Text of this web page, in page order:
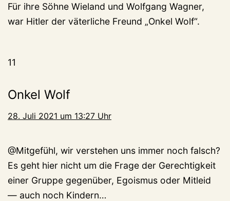
Für ihre Söhne Wieland und Wolfgang Wagner,
war Hitler der väterliche Freund „Onkel Wolf“.
11
Onkel Wolf
28. Juli 2021 um 13:27 Uhr
@Mitgefühl, wir verstehen uns immer noch falsch?
Es geht hier nicht um die Frage der Gerechtigkeit
einer Gruppe gegenüber, Egoismus oder Mitleid
— auch noch Kindern…